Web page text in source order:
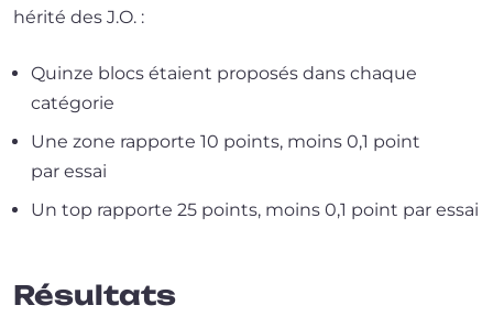
héri­té des J.O. :
Quinze blocs étaient pro­po­sés dans chaque
catégorie
Une zone rap­porte 10 points, moins 0,1 point
par essai
Un top rap­porte 25 points, moins 0,1 point par essai
Résultats